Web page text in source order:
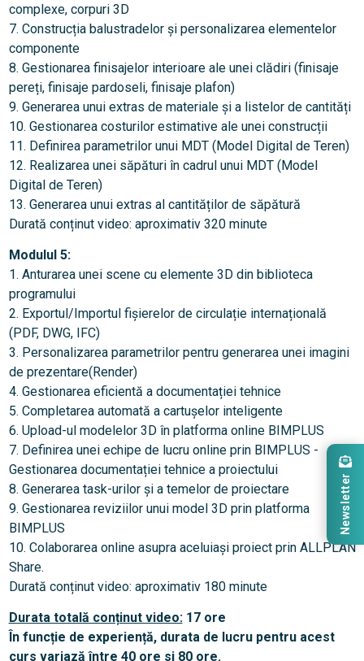
complexe, corpuri 3D
7. Construcția balustradelor și personalizarea elementelor
componente
8. Gestionarea finisajelor interioare ale unei clădiri (finisaje
pereți, finisaje pardoseli, finisaje plafon)
9. Generarea unui extras de materiale și a listelor de cantități
10. Gestionarea costurilor estimative ale unei construcții
11. Definirea parametrilor unui MDT (Model Digital de Teren)
12. Realizarea unei săpături în cadrul unui MDT (Model
Digital de Teren)
13. Generarea unui extras al cantităților de săpătură
Durată conținut video: aproximativ 320 minute
Modulul 5:
1. Anturarea unei scene cu elemente 3D din biblioteca
programului
2. Exportul/Importul fișierelor de circulație internațională
(PDF, DWG, IFC)
3. Personalizarea parametrilor pentru generarea unei imagini
de prezentare(Render)
4. Gestionarea eficientă a documentației tehnice
5. Completarea automată a cartușelor inteligente
6. Upload-ul modelelor 3D în platforma online BIMPLUS
7. Definirea unei echipe de lucru online prin BIMPLUS -
Gestionarea documentației tehnice a proiectului
8. Generarea task-urilor și a temelor de proiectare
9. Gestionarea reviziilor unui model 3D prin platforma
BIMPLUS
10. Colaborarea online asupra aceluiași proiect prin ALLPLAN
Share.
Durată conținut video: aproximativ 180 minute
Durata totală conținut video:17 ore
În funcție de experiență, durata de lucru pentru acest
curs variază între 40 ore si 80 ore.
Newsletter